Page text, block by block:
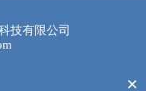
技有限公司
×